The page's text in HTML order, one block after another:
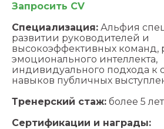
Запросить CV
Специализация: Альфия
развитии руководителей и
высокоэффективных команд,
эмоционального интеллекта,
индивидуального подхода к
навыков публичных
Тренерский стаж: более 5 лет
Сертификации и награды: